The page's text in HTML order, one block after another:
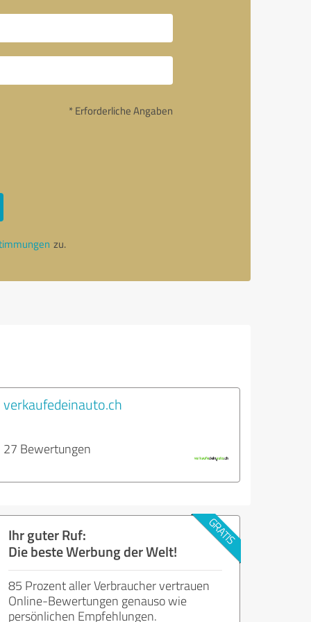
* Erforderliche Angaben
zu.
verkaufedeinauto.ch
27 Bewertungen
Ihr guter Ruf:
Die beste Werbung der Welt!
85 Prozent aller Verbraucher vertrauen
Online-Bewertungen genauso wie
persönlichen Empfehlungen.